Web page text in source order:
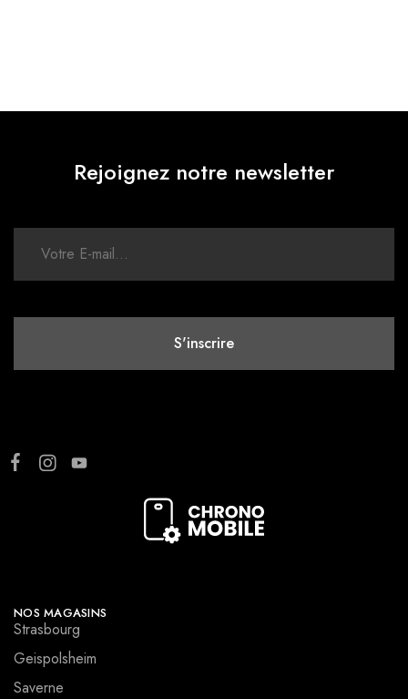
Rejoignez notre newsletter
NOS MAGASINS
Strasbourg
Geispolsheim
Saverne